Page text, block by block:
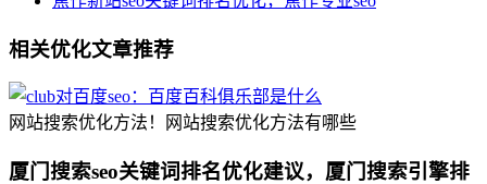
相关优化文章推荐
网站搜索优化方法！网站搜索优化方法有哪些
厦门搜索seo关键词排名优化建议，厦门搜索引擎排